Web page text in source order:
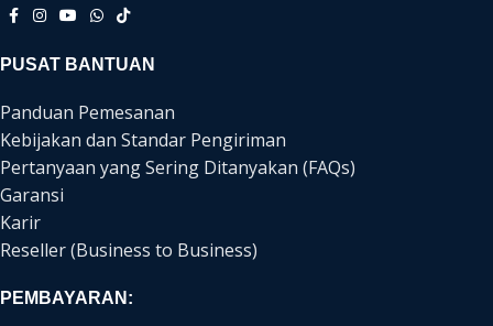
PUSAT BANTUAN
Panduan Pemesanan
Kebijakan dan Standar Pengiriman
Pertanyaan yang Sering Ditanyakan (FAQs)
Garansi
Karir
Reseller (Business to Business)
PEMBAYARAN: